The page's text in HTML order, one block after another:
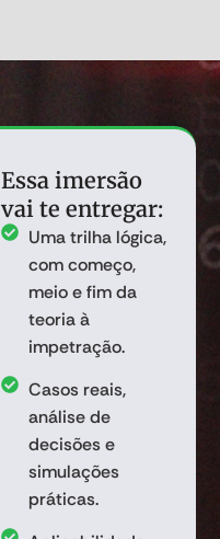
Essa imersão
vai te entregar:
Uma trilha lógica,
com começo,
meio e fim da
teoria à
impetração.
Casos reais,
análise de
decisões e
simulações
práticas.